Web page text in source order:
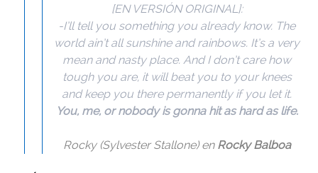
[EN VERSIÓN ORIGINAL]:
-I’ll tell you something you already know. The
world ain’t all sunshine and rainbows. It’s a very
mean and nasty place. And I don’t care how
tough you are, it will beat you to your knees
and keep you there permanently if you let it.
You, me, or nobody is gonna hit as hard as life.
Rocky (Sylvester Stallone) en Rocky Balboa